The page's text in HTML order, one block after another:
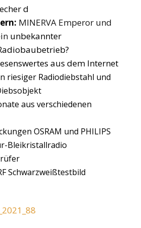
d
MINERVA Emperor und
unbekannter
aus dem Internet
riesiger Radiodiebstahl und
aus verschiedenen
OSRAM und PHILIPS
Bleikristallradio
Schwarzweißtestbild
_2021_88